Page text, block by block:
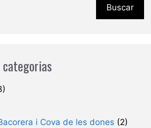
Buscar
i Cova de les dones (2)